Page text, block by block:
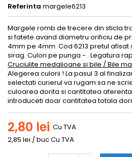
Referinta margele6213
Margele romb de trecere din sticla
si fatete avand diametru orificiu de
4mm pe 4mm. Cod 6213 pretul afisat
sirag. Culori pe punga - . Legatura
Cruciulite medalioane si bile / Bile
Alegerea culorii ! La pasul 3 al
selectati curierul va rugam sa ne
culoarea dorita si cantitatea
introduceti doar cantitatea totala
2,80 lei Cu TVA
2,85 lei / buc Cu TVA